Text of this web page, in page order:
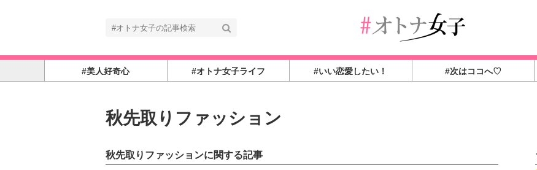
#美人好奇心 #オトナ女子ライフ #いい恋愛したい！ #次はココへ♡
秋先取りファッション
秋先取りファッションに関する記事